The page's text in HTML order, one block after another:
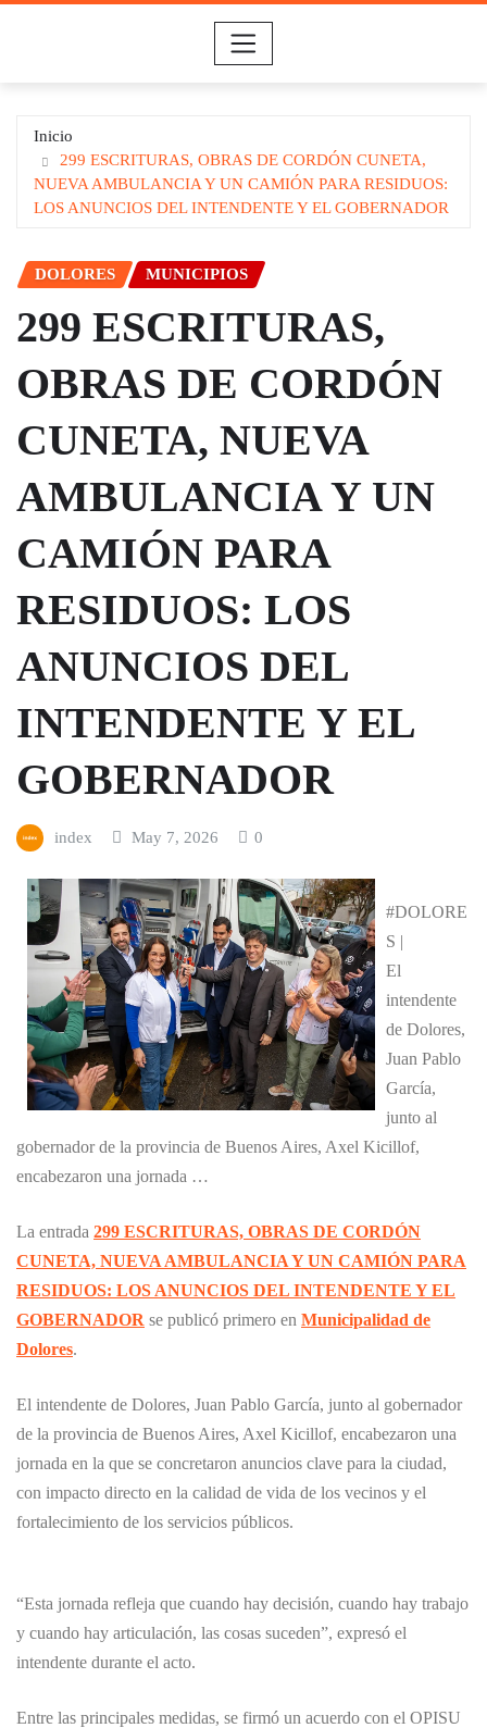
Inicio
299 ESCRITURAS, OBRAS DE CORDÓN CUNETA,
NUEVA AMBULANCIA Y UN CAMIÓN PARA RESIDUOS:
LOS ANUNCIOS DEL INTENDENTE Y EL GOBERNADOR
DOLORES MUNICIPIOS
299 ESCRITURAS,
OBRAS DE CORDÓN
CUNETA, NUEVA
AMBULANCIA Y UN
CAMIÓN PARA
RESIDUOS: LOS
ANUNCIOS DEL
INTENDENTE Y EL
GOBERNADOR
index May 7, 2026 0
#DOLORE
S |
El
intendente
de Dolores,
Juan Pablo
García,
junto al
gobernador de la provincia de Buenos Aires, Axel Kicillof,
encabezaron una jornada …
La entrada 299 ESCRITURAS, OBRAS DE CORDÓN
CUNETA, NUEVA AMBULANCIA Y UN CAMIÓN PARA
RESIDUOS: LOS ANUNCIOS DEL INTENDENTE Y EL
GOBERNADOR se publicó primero en Municipalidad de
Dolores.
El intendente de Dolores, Juan Pablo García, junto al gobernador
de la provincia de Buenos Aires, Axel Kicillof, encabezaron una
jornada en la que se concretaron anuncios clave para la ciudad,
con impacto directo en la calidad de vida de los vecinos y el
fortalecimiento de los servicios públicos.
“Esta jornada refleja que cuando hay decisión, cuando hay trabajo
y cuando hay articulación, las cosas suceden”, expresó el
intendente durante el acto.
Entre las principales medidas, se firmó un acuerdo con el OPISU